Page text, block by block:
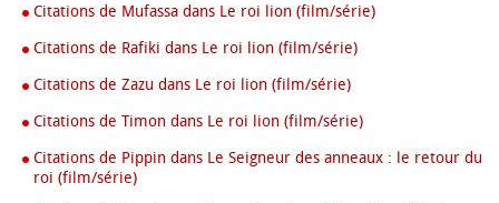
Citations de Mufassa dans Le roi lion (film/série)
Citations de Rafiki dans Le roi lion (film/série)
Citations de Zazu dans Le roi lion (film/série)
Citations de Timon dans Le roi lion (film/série)
Citations de Pippin dans Le Seigneur des anneaux : le retour du
roi (film/série)